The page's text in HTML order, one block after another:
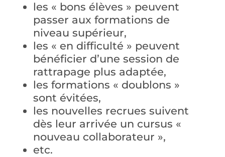
les « bons élèves » peuvent
passer aux formations de
niveau supérieur,
les « en difficulté » peuvent
bénéficier d’une session de
rattrapage plus adaptée,
les formations « doublons »
sont évitées,
les nouvelles recrues suivent
dès leur arrivée un cursus «
nouveau collaborateur »,
etc.